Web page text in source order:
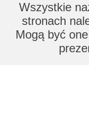
Wszystkie
stronach
Mogą być